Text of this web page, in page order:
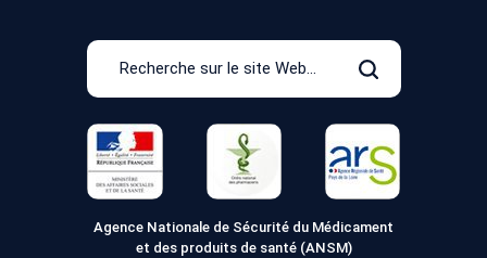
Recherche
le
site
Web
Rechercher
Agence Nationale de Sécurité du Médicament
et des produits de santé (ANSM)